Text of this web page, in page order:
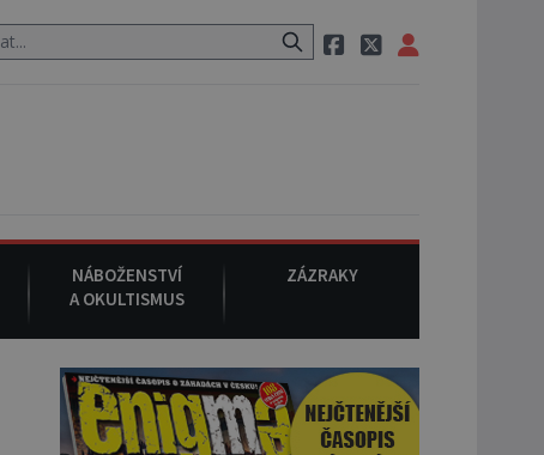
původu. 7. srpna 1994: Na americké městečko
NÁBOŽENSTVÍ
A OKULTISMUS
ZÁZRAKY